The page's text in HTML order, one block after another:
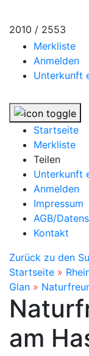
2010 / 2553
Merkliste
Anmelden
Unterkunft
Startseite
Merkliste
Teilen
Unterkunft
Anmelden
Impressum
AGB/
Kontakt
Zurück zu den
Startseite »
Glan »
am